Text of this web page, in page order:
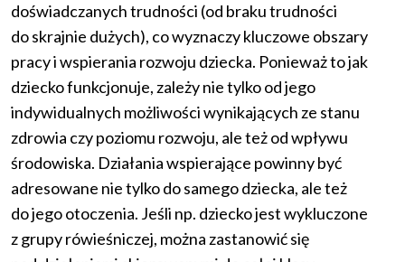
doświadczanych trudności (od braku trudności
do skrajnie dużych), co wyznaczy kluczowe obszary
pracy i wspierania rozwoju dziecka. Ponieważ to jak
dziecko funkcjonuje, zależy nie tylko od jego
indywidualnych możliwości wynikających ze stanu
zdrowia czy poziomu rozwoju, ale też od wpływu
środowiska. Działania wspierające powinny być
adresowane nie tylko do samego dziecka, ale też
do jego otoczenia. Jeśli np. dziecko jest wykluczone
z grupy rówieśniczej, można zastanowić się